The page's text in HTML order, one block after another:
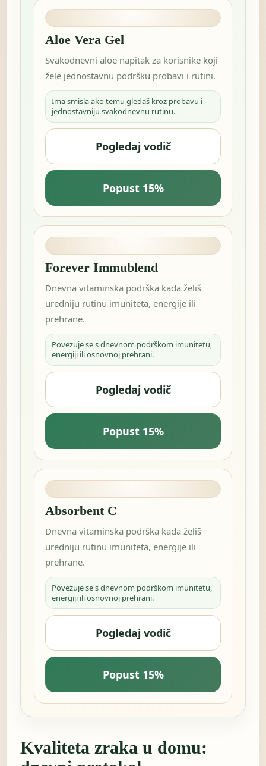
Aloe Vera Gel
Svakodnevni aloe napitak za korisnike koji
žele jednostavnu podršku probavi i rutini.
Ima smisla ako temu gledaš kroz probavu i
jednostavniju svakodnevnu rutinu.
Pogledaj vodič
Popust 15%
Forever Immublend
Dnevna vitaminska podrška kada želiš
uredniju rutinu imuniteta, energije ili
prehrane.
Povezuje se s dnevnom podrškom imunitetu,
energiji ili osnovnoj prehrani.
Pogledaj vodič
Popust 15%
Absorbent C
Dnevna vitaminska podrška kada želiš
uredniju rutinu imuniteta, energije ili
prehrane.
Povezuje se s dnevnom podrškom imunitetu,
energiji ili osnovnoj prehrani.
Pogledaj vodič
Popust 15%
Kvaliteta zraka u domu: